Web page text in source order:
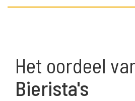
Het oordeel
Bierista's